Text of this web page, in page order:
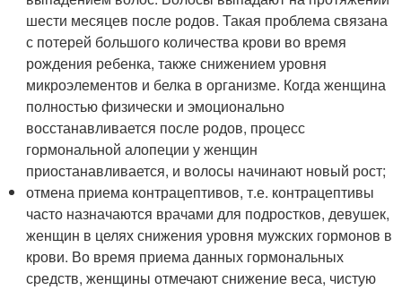
шести месяцев после родов. Такая проблема связана
с потерей большого количества крови во время
рождения ребенка, также снижением уровня
микроэлементов и белка в организме. Когда женщина
полностью физически и эмоционально
восстанавливается после родов, процесс
гормональной алопеции у женщин
приостанавливается, и волосы начинают новый рост;
отмена приема контрацептивов, т.е. контрацептивы
часто назначаются врачами для подростков, девушек,
женщин в целях снижения уровня мужских гормонов в
крови. Во время приема данных гормональных
средств, женщины отмечают снижение веса, чистую